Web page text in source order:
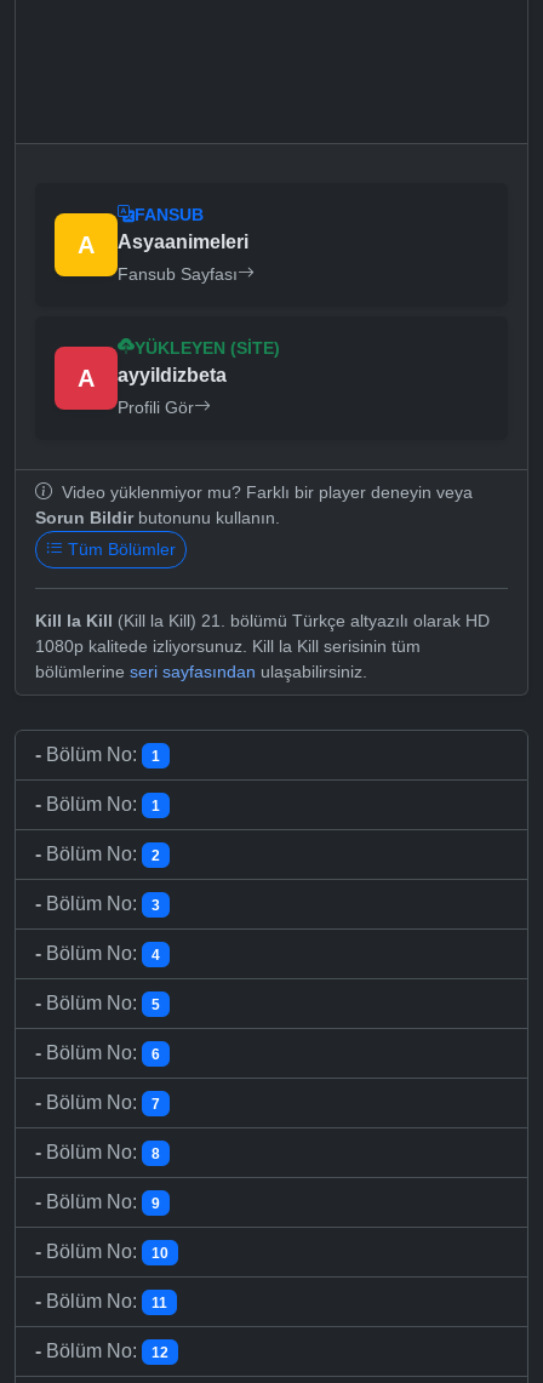
A
FANSUB
Asyaanimeleri
Fansub Sayfası
A
YÜKLEYEN (SITE)
ayyildizbeta
Profili Gör
Video yüklenmiyor mu? Farklı bir player deneyin veya
Sorun Bildirbutonunu kullanın.
Tüm Bölümler
Kill la Kill (Kill la Kill) 21. bölümü Türkçe altyazılı olarak HD
1080p kalitede izliyorsunuz. Kill la Kill serisinin tüm
bölümlerine seri sayfasından ulaşabilirsiniz.
- Bölüm No: 1
- Bölüm No: 1
- Bölüm No: 2
- Bölüm No: 3
- Bölüm No: 4
- Bölüm No: 5
- Bölüm No: 6
- Bölüm No: 7
- Bölüm No: 8
- Bölüm No: 9
- Bölüm No: 10
- Bölüm No: 11
- Bölüm No: 12